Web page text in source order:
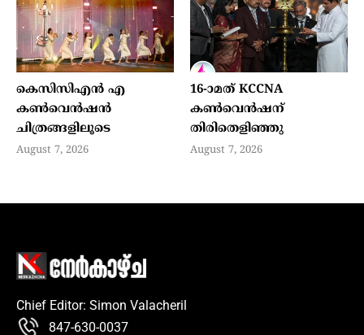
കെസിസിഎൻ എ
കൺവെൻഷൻ
ചിത്രങ്ങളിലൂടെ
August 7, 2026
16-ാമത് KCCNA
കൺവെൻഷന്
തിരിതെളിഞ്ഞു
August 7, 2026
Chief Editor: Simon Valacheril
847-630-0037